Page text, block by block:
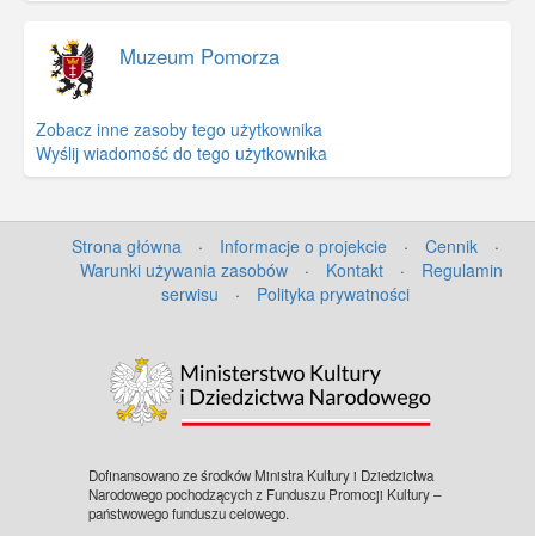
Muzeum Pomorza
Zobacz inne zasoby tego użytkownika
Wyślij wiadomość do tego użytkownika
Strona główna · Informacje o projekcie · Cennik
·
Warunki używania zasobów
· Kontakt ·
Regulamin
serwisu
· Polityka prywatności
Dofinansowano ze środków Ministra Kultury i Dziedzictwa
Narodowego pochodzących z Funduszu Promocji Kultury –
państwowego funduszu celowego.